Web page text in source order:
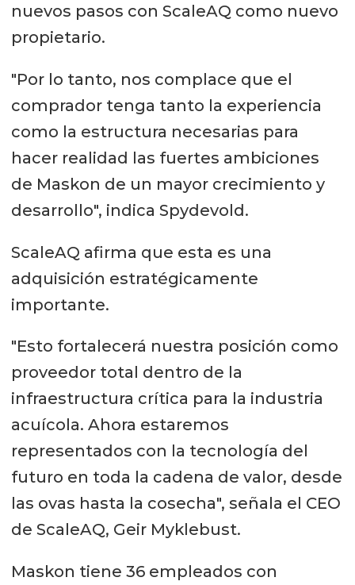
nuevos pasos con ScaleAQ como nuevo
propietario.
"Por lo tanto, nos complace que el
comprador tenga tanto la experiencia
como la estructura necesarias para
hacer realidad las fuertes ambiciones
de Maskon de un mayor crecimiento y
desarrollo", indica Spydevold.
ScaleAQ afirma que esta es una
adquisición estratégicamente
importante.
"Esto fortalecerá nuestra posición como
proveedor total dentro de la
infraestructura crítica para la industria
acuícola. Ahora estaremos
representados con la tecnología del
futuro en toda la cadena de valor, desde
las ovas hasta la cosecha", señala el CEO
de ScaleAQ, Geir Myklebust.
Maskon tiene 36 empleados con